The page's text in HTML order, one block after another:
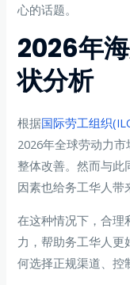
心的话题。
2026年
状分析
根据国际劳工组织
2026年全球劳动力
整体改善。然而与此
因素也给务工华人带
在这种情况下，合理
力，帮助务工华人更
何选择正规渠道、控